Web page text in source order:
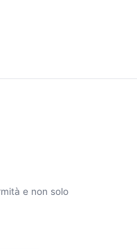
e non solo